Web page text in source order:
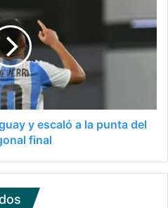
y escaló a la punta del
final